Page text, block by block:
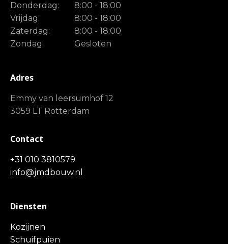
Donderdag:
8:00 - 18:00
Vrijdag:
8:00 - 18:00
Zaterdag:
8:00 - 18:00
Zondag:
Gesloten
Adres
Emmy van leersumhof 12
3059 LT Rotterdam
Contact
+31 010 3810579
info@jmdbouw.nl
Diensten
Kozijnen
Schuifpuien